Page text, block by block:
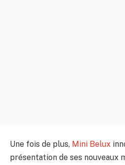
Une fois de plus, Mini Belux
présentation de ses nouveaux